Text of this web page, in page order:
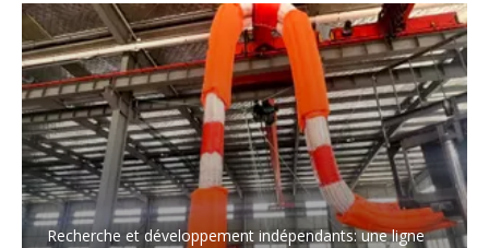
Recherche et développement indépendants: une ligne